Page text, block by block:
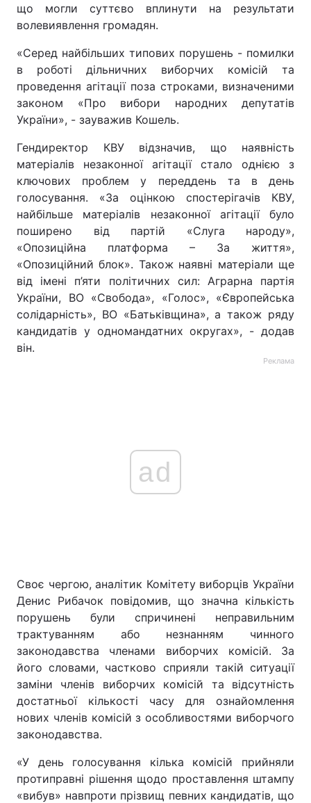
що могли суттєво вплинути на результати
волевиявлення громадян.
«Серед найбільших типових порушень - помилки
в роботі дільничних виборчих комісій та
проведення агітації поза строками, визначеними
законом «Про вибори народних депутатів
України», - зауважив Кошель.
Гендиректор КВУ відзначив, що наявність
матеріалів незаконної агітації стало однією з
ключових проблем у переддень та в день
голосування. «За оцінкою спостерігачів КВУ,
найбільше матеріалів незаконної агітації було
поширено від партій «Слуга народу»,
«Опозиційна платформа – За життя»,
«Опозиційний блок». Також наявні матеріали ще
від імені п’яти політичних сил: Аграрна партія
України, ВО «Свобода», «Голос», «Європейська
солідарність», ВО «Батьківщина», а також ряду
кандидатів у одномандатних округах», - додав
він.
Реклама
ad
Своє чергою, аналітик Комітету виборців України
Денис Рибачок повідомив, що значна кількість
порушень були спричинені неправильним
трактуванням або незнанням чинного
законодавства членами виборчих комісій. За
його словами, частково сприяли такій ситуації
заміни членів виборчих комісій та відсутність
достатньої кількості часу для ознайомлення
нових членів комісій з особливостями виборчого
законодавства.
«У день голосування кілька комісій прийняли
протиправні рішення щодо проставлення штампу
«вибув» навпроти прізвищ певних кандидатів, що